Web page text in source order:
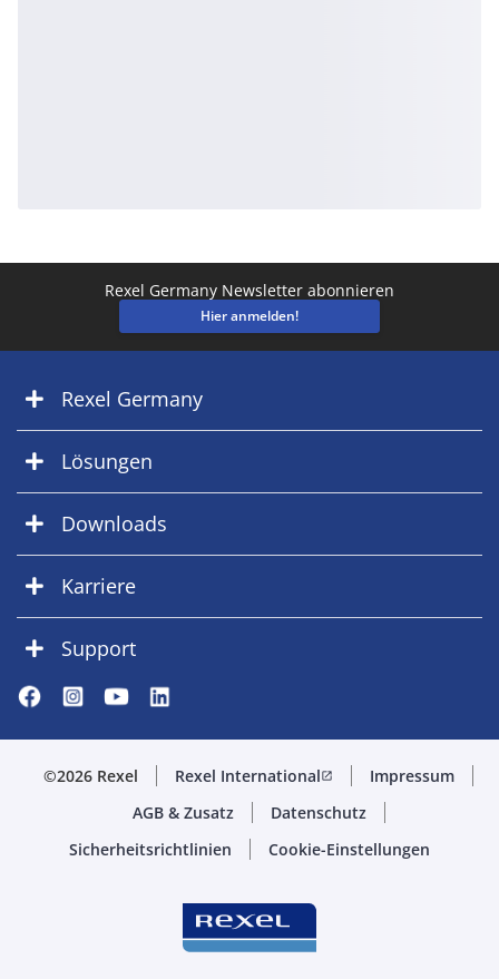
Rexel Germany Newsletter abonnieren
Hier anmelden!
Rexel Germany
Lösungen
Downloads
Karriere
Support
©2026 Rexel Rexel Internationalopen_in_new
Impressum
AGB & Zusatz
Datenschutz
Sicherheitsrichtlinien
Cookie-Einstellungen